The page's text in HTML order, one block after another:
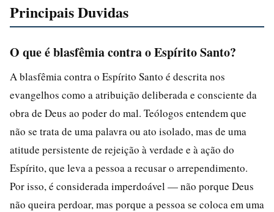
Principais Duvidas
O que é blasfêmia contra o Espírito Santo?
A blasfêmia contra o Espírito Santo é descrita nos
evangelhos como a atribuição deliberada e consciente da
obra de Deus ao poder do mal. Teólogos entendem que
não se trata de uma palavra ou ato isolado, mas de uma
atitude persistente de rejeição à verdade e à ação do
Espírito, que leva a pessoa a recusar o arrependimento.
Por isso, é considerada imperdoável — não porque Deus
não queira perdoar, mas porque a pessoa se coloca em uma